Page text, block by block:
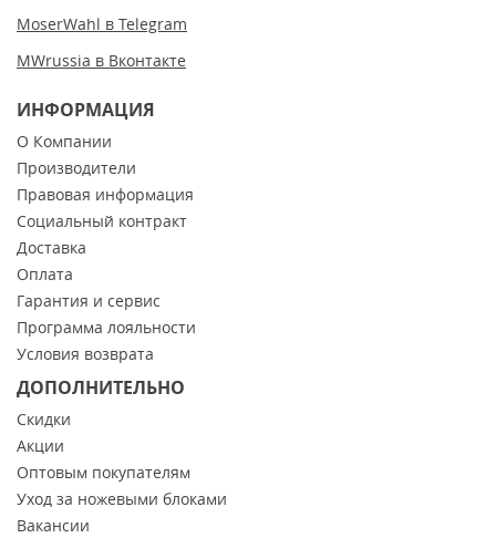
MoserWahl в Telegram
MWrussia в Вконтакте
ИНФОРМАЦИЯ
О Компании
Производители
Правовая информация
Социальный контракт
Доставка
Оплата
Гарантия и сервис
Программа лояльности
Условия возврата
ДОПОЛНИТЕЛЬНО
Скидки
Акции
Оптовым покупателям
Уход за ножевыми блоками
Вакансии